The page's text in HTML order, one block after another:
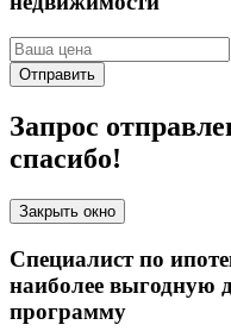
Отправить
Запрос
спасибо!
Закрыть окно
Специалист по
наиболее выгодную
программу